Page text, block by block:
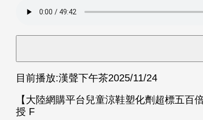
目前播放:漢聲下午茶2025/11/24
【大陸網購平台兒童涼鞋塑化劑超標五
授 F